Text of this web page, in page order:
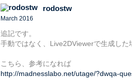
rodostw
March 2016
追記です。
手動ではなく、Live2DViewerで生成した
こちら、参考になれば
http://madnesslabo.net/utage/?dwqa-